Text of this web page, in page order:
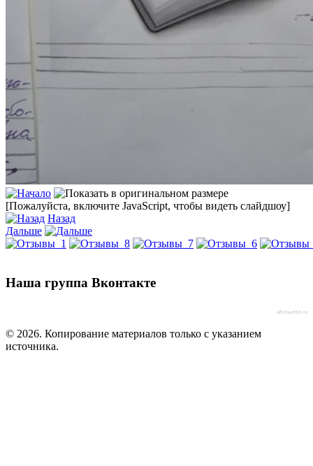
[Пожалуйста, включите JavaScript, чтобы видеть слайдшоу]
Назад
Дальше
Наша группа Вконтакте
afisha-msk.ru
© 2026. Копирование материалов только с указанием
источника.